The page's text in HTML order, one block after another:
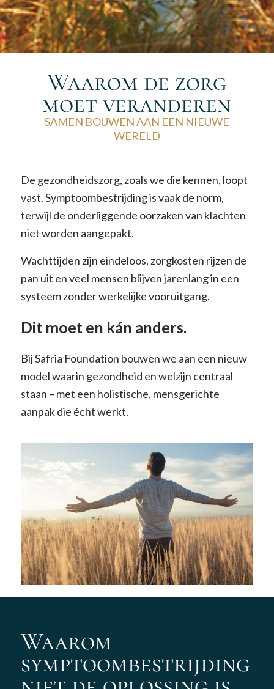
Waarom de zorg
moet veranderen
SAMEN BOUWEN AAN EEN NIEUWE
WERELD
De gezondheidszorg, zoals we die kennen, loopt
vast. Symptoombestrijding is vaak de norm,
terwijl de onderliggende oorzaken van klachten
niet worden aangepakt.
Wachttijden zijn eindeloos, zorgkosten rijzen de
pan uit en veel mensen blijven jarenlang in een
systeem zonder werkelijke vooruitgang.
Dit moet en kán anders.
Bij Safria Foundation bouwen we aan een nieuw
model waarin gezondheid en welzijn centraal
staan – met een holistische, mensgerichte
aanpak die écht werkt.
Waarom
symptoombestrijding